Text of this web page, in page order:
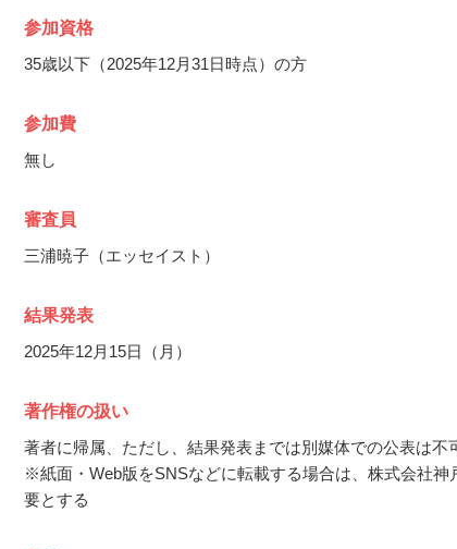
参加資格
35歳以下（2025年12月31日時点）の方
参加費
無し
審査員
三浦暁子（エッセイスト）
結果発表
2025年12月15日（月）
著作権の扱い
著者に帰属、ただし、結果発表までは別媒体での公表は不
※紙面・Web版をSNSなどに転載する場合は、株式会社神
要とする